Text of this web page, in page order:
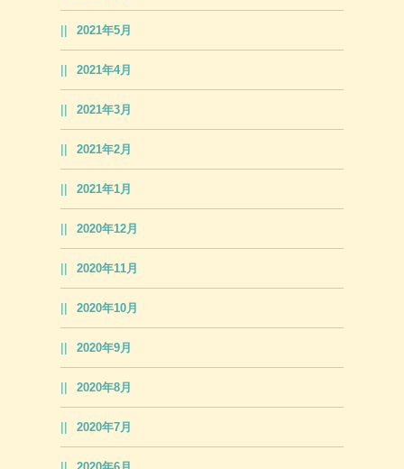
2021年5月
2021年4月
2021年3月
2021年2月
2021年1月
2020年12月
2020年11月
2020年10月
2020年9月
2020年8月
2020年7月